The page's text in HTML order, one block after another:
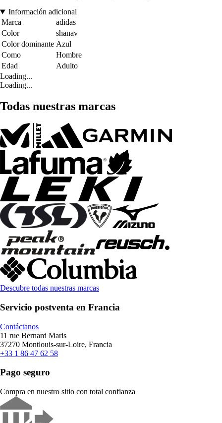
Información adicional
Marca
adidas
Color
shanav
Color dominante Azul
Como
Hombre
Edad
Adulto
Loading...
Loading...
Todas nuestras marcas
Descubre todas nuestras marcas
Servicio postventa en Francia
Contáctanos
11 rue Bernard Maris
37270 Montlouis-sur-Loire, Francia
+33 1 86 47 62 58
Pago seguro
Compra en nuestro sitio con total confianza